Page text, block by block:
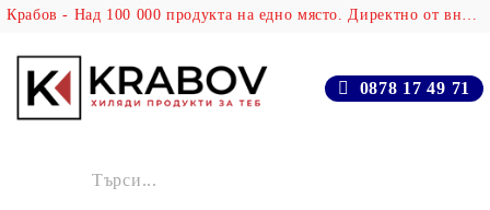
Крабов - Над 100 000 продукта на едно място. Директно от вносителя!
0878 17 49 71